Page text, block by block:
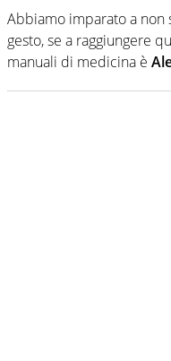
personale e
suoi protagonisti,
nell'ambito della
destra, oggi si
Abbiamo imparato a
gesto, se a raggiungere
manuali di medicina è